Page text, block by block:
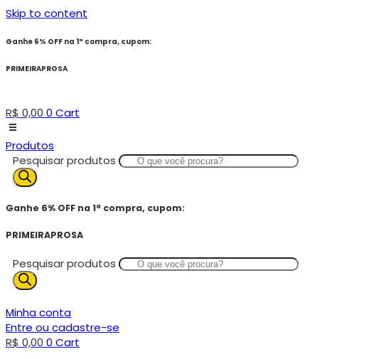
Skip to content
Ganhe 6% OFF na 1ª compra, cupom:
PRIMEIRAPROSA
R$ 0,00 0 Cart
Produtos
Pesquisar produtos
Ganhe 6% OFF na 1ª compra, cupom:
PRIMEIRAPROSA
Pesquisar produtos
Minha conta
Entre ou cadastre-se
R$ 0,00 0 Cart